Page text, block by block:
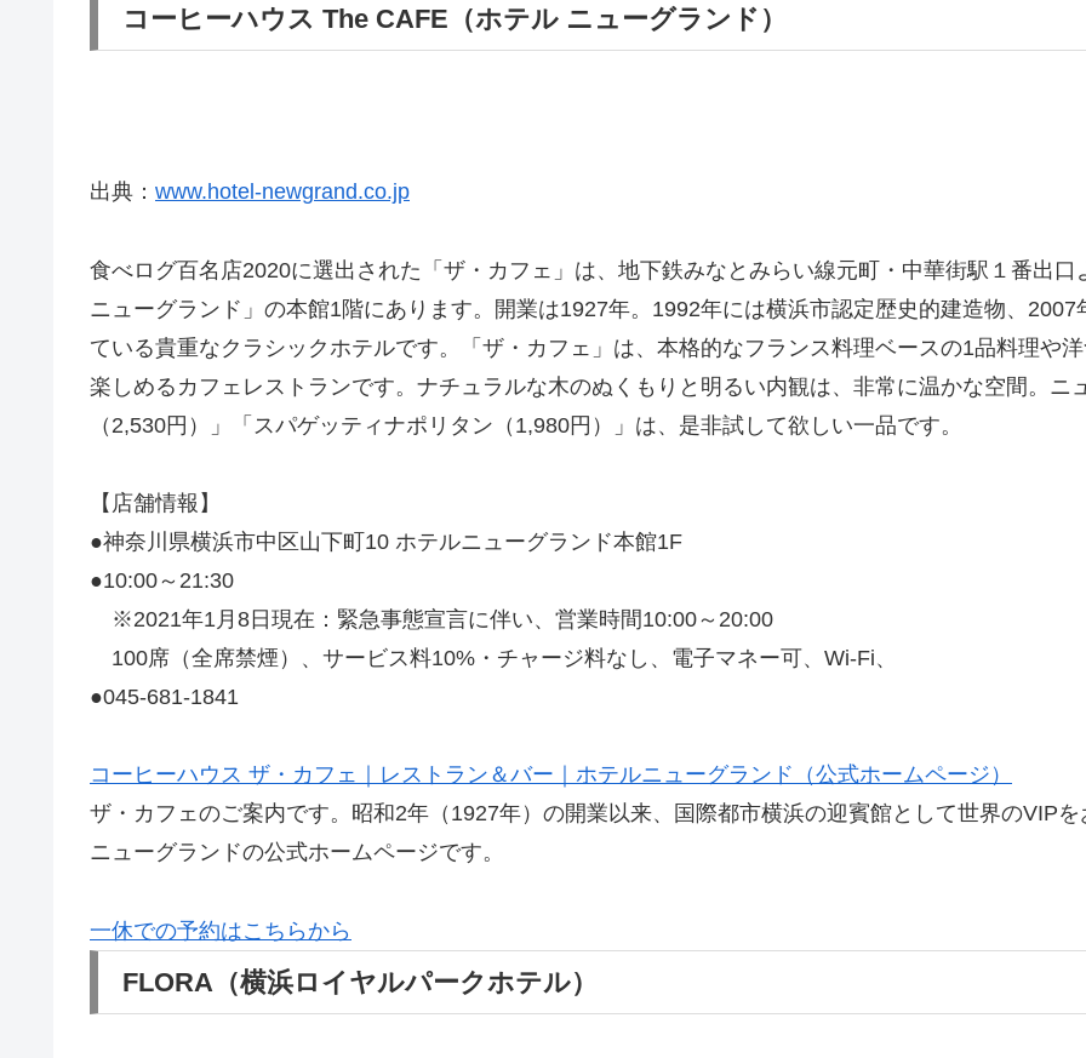
コーヒーハウス The CAFE（ホテル ニューグランド）
出典： www.hotel-newgrand.co.jp
食べログ百名店2020に選出された「ザ・カフェ」は、地下鉄みなとみらい線元町・中華街駅１番出
ニューグランド」の本館1階にあります。開業は1927年。1992年には横浜市認定歴史的建造物、
ている貴重なクラシックホテルです。「ザ・カフェ」は、本格的なフランス料理ベースの1品料理や
楽しめるカフェレストランです。ナチュラルな木のぬくもりと明るい内観は、非常に温かな空間。
（2,530円）」「スパゲッティナポリタン（1,980円）」は、是非試して欲しい一品です。
【店舗情報】
●神奈川県横浜市中区山下町10 ホテルニューグランド本館1F
●10:00～21:30
※2021年1月8日現在：緊急事態宣言に伴い、営業時間10:00～20:00
100席（全席禁煙）、サービス料10%・チャージ料なし、電子マネー可、Wi-Fi、
●045-681-1841
コーヒーハウス ザ・カフェ｜レストラン＆バー｜ホテルニューグランド（公式ホームページ）
ザ・カフェのご案内です。昭和2年（1927年）の開業以来、国際都市横浜の迎賓館として世界のVIP
ニューグランドの公式ホームページです。
一休での予約はこちらから
FLORA（横浜ロイヤルパークホテル）